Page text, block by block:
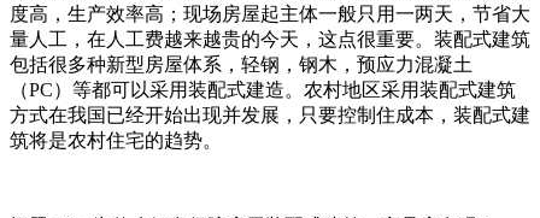
度高，生产效率高；现场房屋起主体一般只用一两天，节省大
量人工，在人工费越来越贵的今天，这点很重要。装配式建筑
包括很多种新型房屋体系，轻钢，钢木，预应力混凝土
（PC）等都可以采用装配式建造。农村地区采用装配式建筑
方式在我国已经开始出现并发展，只要控制住成本，装配式建
筑将是农村住宅的趋势。